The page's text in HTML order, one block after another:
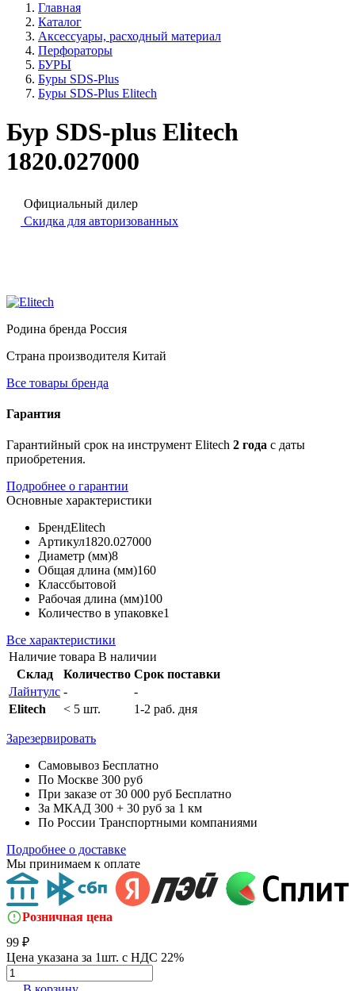
Главная
Каталог
Аксессуары, расходный материал
Перфораторы
БУРЫ
Буры SDS-Plus
Буры SDS-Plus Elitech
Бур SDS-plus Elitech
1820.027000
Официальный дилер
Скидка для авторизованных
Родина бренда Россия
Страна производителя Китай
Все товары бренда
Гарантия
Гарантийный срок на инструмент Elitech 2 года с даты
приобретения.
Подробнее о гарантии
Основные характеристики
БрендElitech
Артикул1820.027000
Диаметр (мм)8
Общая длина (мм)160
Классбытовой
Рабочая длина (мм)100
Количество в упаковке1
Все характеристики
Наличие товара В наличии
Склад
Количество Срок поставки
Лайнтулс -
-
Elitech
< 5 шт. 1-2 раб. дня
Зарезервировать
Самовывоз Бесплатно
По Москве 300 руб
При заказе от 30 000 руб Бесплатно
За МКАД 300 + 30 руб за 1 км
По России Транспортными компаниями
Подробнее о доставке
Мы принимаем к оплате
Розничная цена
99 ₽
Цена указана за 1шт. с НДС 22%